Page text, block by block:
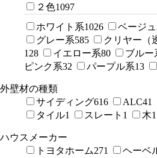
２色1097
ホワイト系1026 ベージ
グレー系585 クリヤー（
128
イエロー系80 ブルー
ピンク系32 パープル系13
外壁材の種類
サイディング616 ALC41
タイル1 スレート 1 木1
ハウスメーカー
トヨタホーム271 ヘーベ